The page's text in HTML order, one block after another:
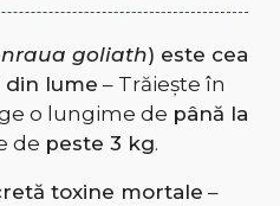
goliath) este cea
din lume – Trăiește în
o lungime de până la
de peste 3 kg.
toxine mortale –